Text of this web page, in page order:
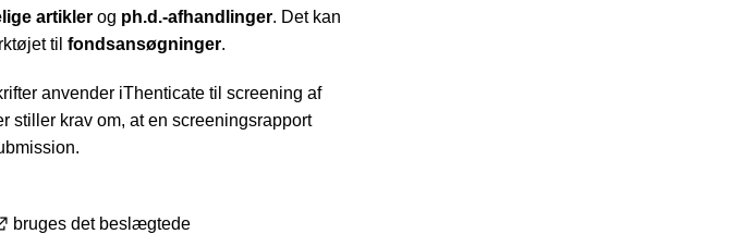
artiklerog ph.d.-afhandlinger. Det kan
til fondsansøgninger.
anvender iThenticate til screening af
stiller krav om, at en screeningsrapport
bruges det beslægtede